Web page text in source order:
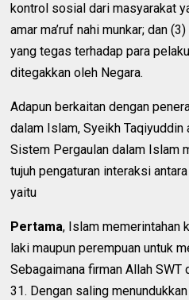
kontrol sosial dari masyarakat
amar ma’ruf nahi munkar; dan
yang tegas terhadap para
ditegakkan oleh Negara.
Adapun berkaitan dengan
dalam Islam, Syeikh Taqiyuddin
Sistem Pergaulan dalam Islam
tujuh pengaturan interaksi
yaitu
Pertama, Islam memerintahan
laki maupun perempuan untuk
Sebagaimana firman Allah SWT
31. Dengan saling